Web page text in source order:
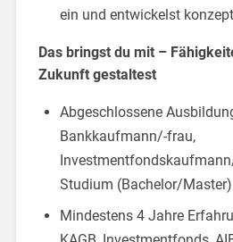
ein und entwickelst
Das bringst du mit –
Zukunft gestaltest
Abgeschlossene
Bankkaufmann/-frau,
Studium (Bachelor/Master)
Mindestens 4 Jahre